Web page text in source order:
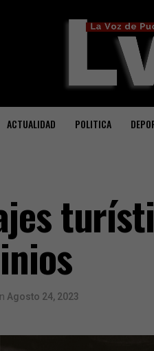
ACTUALIDAD POLITICA
Agosto 24, 2023